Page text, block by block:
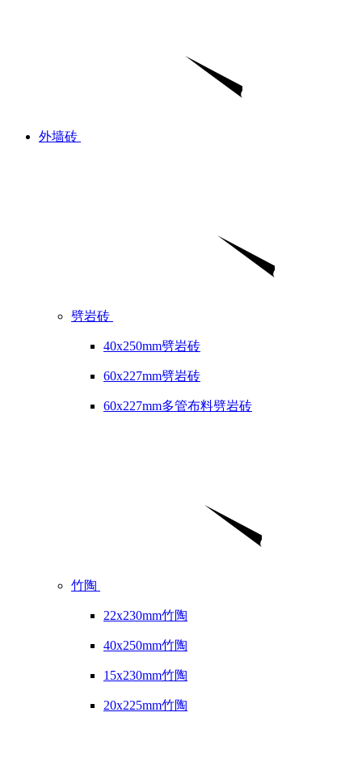
外墙砖
劈岩砖
40x250mm劈岩砖
60x227mm劈岩砖
60x227mm多管布料劈岩砖
竹陶
22x230mm竹陶
40x250mm竹陶
15x230mm竹陶
20x225mm竹陶